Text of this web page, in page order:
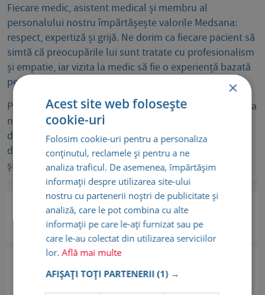
Fiecare medic, asistent medical și membru al
personalului nostru împărtășește valorile Medsana:
respect, expertiză și grijă. Ne dorim ca fiecare pacient să
simtă că preocupările lui sunt tratate cu profesionalism
și empatie, iar vizita la medic să fie o experiență bazată
pe încredere și confort emoțional.
Pe lângă competențele profesionale de excepție, echipa
noastră pune un accent deosebit pe comunicarea
deschisă. Fiecare întrebare primește un răspuns clar și
detaliat, iar fiecare îngrijorare este întâmpinată cu grijă
și înțelegere.
Dr. Cristina Mirela Capsa
Ecografie Vezi detalii
Obstetrica-Ginecologie
×
Acest site web folosește
cookie-uri
Folosim cookie-uri pentru a personaliza
conținutul, reclamele și pentru a ne
analiza traficul. De asemenea, împărtășim
informații despre utilizarea site-ului
nostru cu partenerii noștri de publicitate și
analiză, care le pot combina cu alte
informații pe care le-ați furnizat sau pe
care le-au colectat din utilizarea serviciilor
lor.Află mai multe
AFIȘAȚI TOȚI PARTENERII(1) →